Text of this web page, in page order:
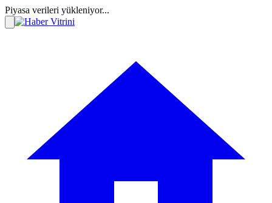
Piyasa verileri yükleniyor...